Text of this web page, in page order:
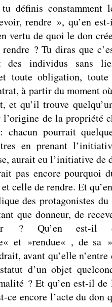
définis
rendre », qu’en
vertu de quoi le don
? Tu diras que
individus sans
toute obligation,
à partir du moment
et qu’il trouve
de la propriété
chacun pourrait
en prenant
aurait eu l’initiative
pas encore pourquoi
celle de rendre. Et
des protagonistes
que donneur, de
? Qu’en
et »rendue« , de sa
avant qu’elle
d’un objet
? Et qu’en est-il
ce encore l’acte du